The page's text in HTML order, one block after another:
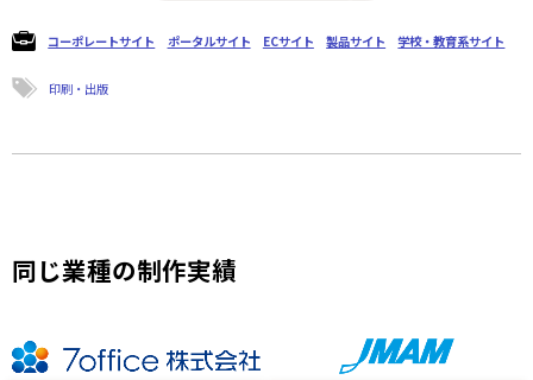
コーポレートサイト ポータルサイト ECサイト 製品サイト 学校・教育系サイト
印刷・出版
同じ業種の制作実績